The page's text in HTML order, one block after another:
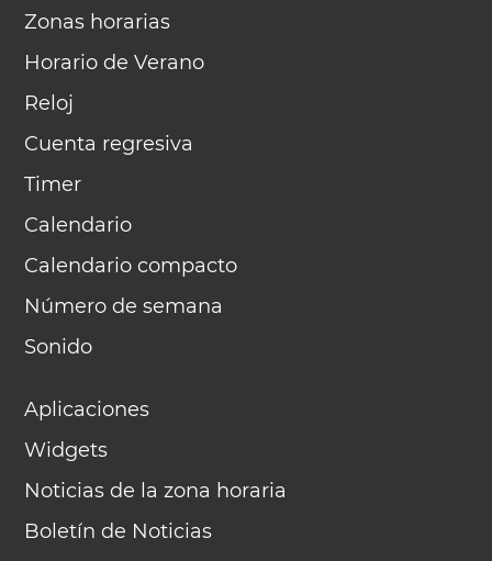
Zonas horarias
Horario de Verano
Reloj
Cuenta regresiva
Timer
Calendario
Calendario compacto
Número de semana
Sonido
Aplicaciones
Widgets
Noticias de la zona horaria
Boletín de Noticias